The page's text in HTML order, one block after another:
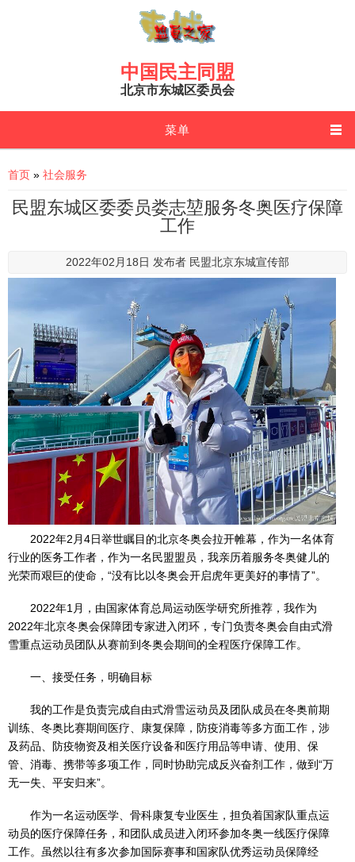
中国民主同盟
北京市东城区委员会
菜单
You are here
首页 » 社会服务
民盟东城区委委员娄志堃服务冬奥医疗保障
工作
2022年02月18日 发布者 民盟北京东城宣传部
2022年2月4日举世瞩目的北京冬奥会拉开帷幕，作为一名体育
行业的医务工作者，作为一名民盟盟员，我亲历着服务冬奥健儿的
光荣而艰巨的使命，“没有比以冬奥会开启虎年更美好的事情了”。
2022年1月，由国家体育总局运动医学研究所推荐，我作为
2022年北京冬奥会保障团专家进入闭环，专门负责冬奥会自由式滑
雪重点运动员团队从赛前到冬奥会期间的全程医疗保障工作。
一、接受任务，明确目标
我的工作是负责完成自由式滑雪运动员及团队成员在冬奥前期
训练、冬奥比赛期间医疗、康复保障，防疫消毒等多方面工作，涉
及药品、防疫物资及相关医疗设备和医疗用品等申请、使用、保
管、消毒、携带等多项工作，同时协助完成反兴奋剂工作，做到“万
无一失、平安归来”。
作为一名运动医学、骨科康复专业医生，担负着国家队重点运
动员的医疗保障任务，和团队成员进入闭环参加冬奥一线医疗保障
工作。虽然以往有多次参加国际赛事和国家队优秀运动员保障经